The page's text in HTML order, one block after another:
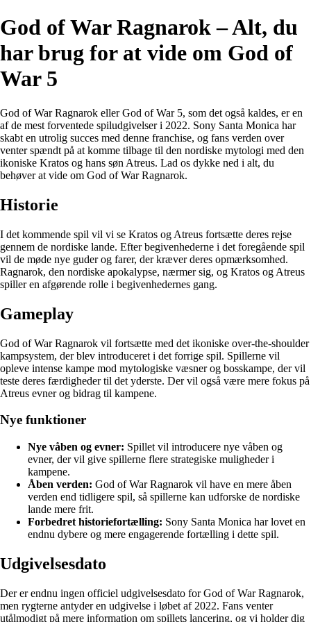
God of War Ragnarok – Alt, du
har brug for at vide om God of
War 5
God of War Ragnarok eller God of War 5, som det også kaldes, er en
af de mest forventede spiludgivelser i 2022. Sony Santa Monica har
skabt en utrolig succes med denne franchise, og fans verden over
venter spændt på at komme tilbage til den nordiske mytologi med den
ikoniske Kratos og hans søn Atreus. Lad os dykke ned i alt, du
behøver at vide om God of War Ragnarok.
Historie
I det kommende spil vil vi se Kratos og Atreus fortsætte deres rejse
gennem de nordiske lande. Efter begivenhederne i det foregående spil
vil de møde nye guder og farer, der kræver deres opmærksomhed.
Ragnarok, den nordiske apokalypse, nærmer sig, og Kratos og Atreus
spiller en afgørende rolle i begivenhedernes gang.
Gameplay
God of War Ragnarok vil fortsætte med det ikoniske over-the-shoulder
kampsystem, der blev introduceret i det forrige spil. Spillerne vil
opleve intense kampe mod mytologiske væsner og bosskampe, der vil
teste deres færdigheder til det yderste. Der vil også være mere fokus på
Atreus evner og bidrag til kampene.
Nye funktioner
Nye våben og evner: Spillet vil introducere nye våben og
evner, der vil give spillerne flere strategiske muligheder i
kampene.
Åben verden: God of War Ragnarok vil have en mere åben
verden end tidligere spil, så spillerne kan udforske de nordiske
lande mere frit.
Forbedret historiefortælling: Sony Santa Monica har lovet en
endnu dybere og mere engagerende fortælling i dette spil.
Udgivelsesdato
Der er endnu ingen officiel udgivelsesdato for God of War Ragnarok,
men rygterne antyder en udgivelse i løbet af 2022. Fans venter
utålmodigt på mere information om spillets lancering, og vi holder dig